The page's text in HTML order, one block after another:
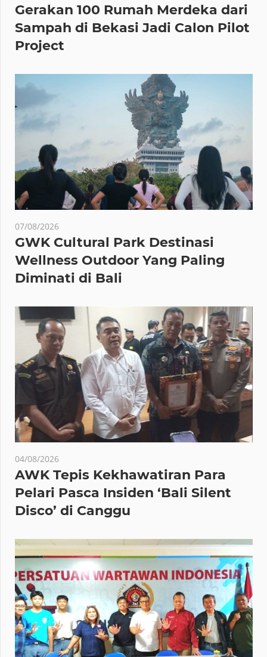
Gerakan 100 Rumah Merdeka dari
Sampah di Bekasi Jadi Calon Pilot
Project
07/08/2026
GWK Cultural Park Destinasi
Wellness Outdoor Yang Paling
Diminati di Bali
04/08/2026
AWK Tepis Kekhawatiran Para
Pelari Pasca Insiden ‘Bali Silent
Disco’ di Canggu